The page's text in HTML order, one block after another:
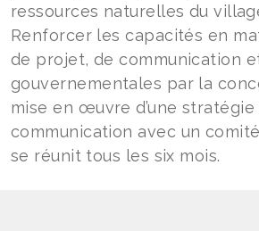
ressources naturelles du
Renforcer les capacités en
de projet, de communication
gouvernementales par la
mise en œuvre d’une stratégie
communication avec un
se réunit tous les six mois.